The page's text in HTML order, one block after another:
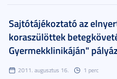
Sajtótájékoztató az
koraszülöttek
Gyermekklinikáján"
2011. augusztus 16. 1 perc